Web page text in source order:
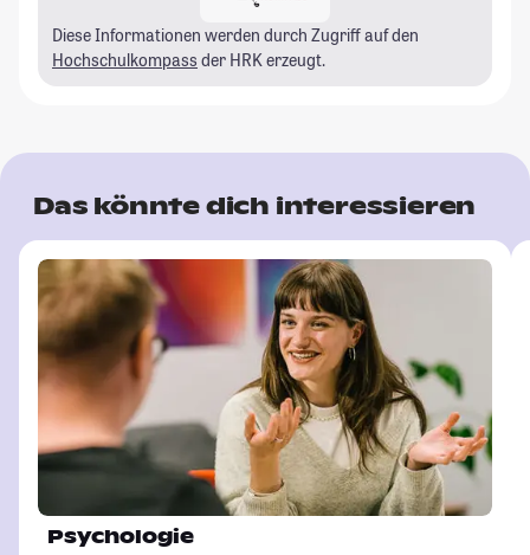
Diese Informationen werden durch Zugriff auf den
Hochschulkompass der HRK erzeugt.
Das könnte dich interessieren
Psychologie